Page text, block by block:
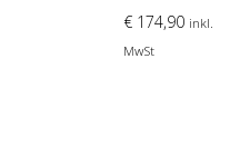
€174,90 inkl.
MwSt